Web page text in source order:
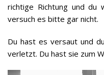
richtige Richtung und du
versuch es bitte gar nicht.
Du hast es versaut und
verletzt. Du hast sie zum